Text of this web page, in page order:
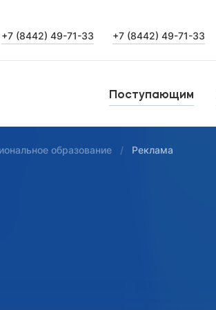
+7 (8442) 49-71-33 +7 (8442) 49-71-33
Поступающим
образование Реклама